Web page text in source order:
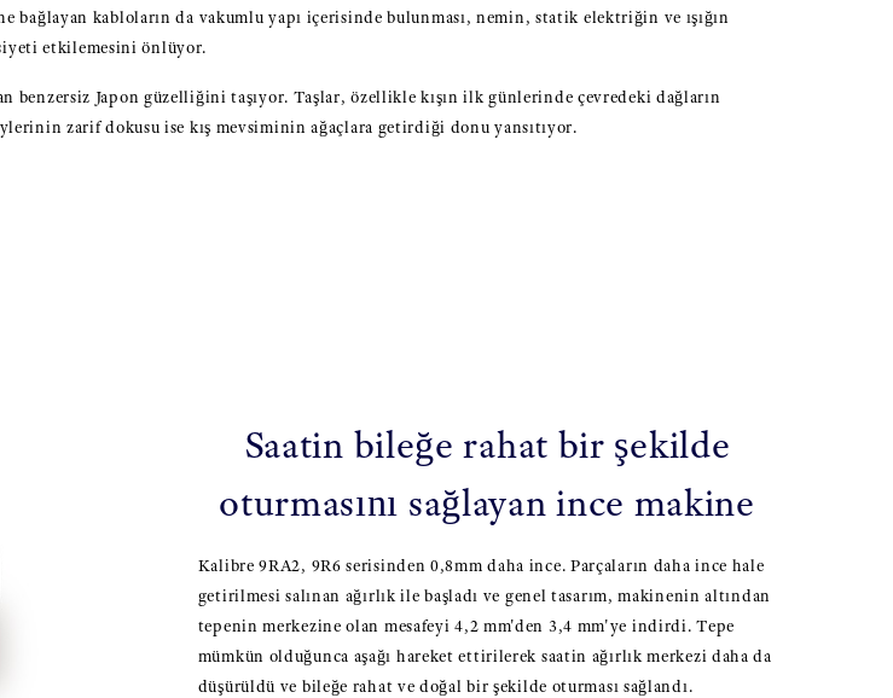
kabloların da vakumlu yapı içerisinde bulunması, nemin, statik elektriğin ve ışığın
etkilemesini önlüyor.
benzersiz Japon güzelliğini taşıyor. Taşlar, özellikle kışın ilk günlerinde çevredeki dağların
zarif dokusu ise kış mevsiminin ağaçlara getirdiği donu yansıtıyor.
Saatin bileğe rahat bir şekilde
oturmasını sağlayan ince makine
Kalibre 9RA2, 9R6 serisinden 0,8mm daha ince. Parçaların daha ince hale
getirilmesi salınan ağırlık ile başladı ve genel tasarım, makinenin altından
tepenin merkezine olan mesafeyi 4,2 mm'den 3,4 mm'ye indirdi. Tepe
mümkün olduğunca aşağı hareket ettirilerek saatin ağırlık merkezi daha da
düşürüldü ve bileğe rahat ve doğal bir şekilde oturması sağlandı.